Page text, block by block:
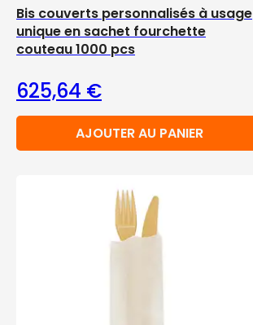
Bis couverts personnalisés à usage
unique en sachet fourchette
couteau 1000 pcs
625,64 €
AJOUTER AU PANIER